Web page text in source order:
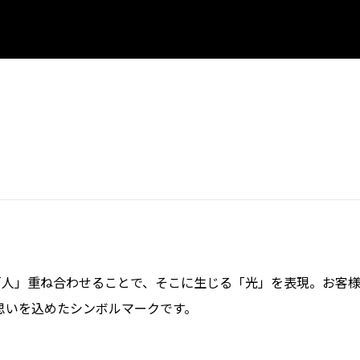
」重ね合わせることで、そこに生じる「光」を表現。お客
を込めたシンボルマークです。